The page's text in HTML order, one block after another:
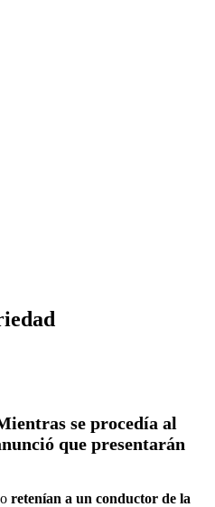
se procedía al
que presentarán
retenían a un conductor de la